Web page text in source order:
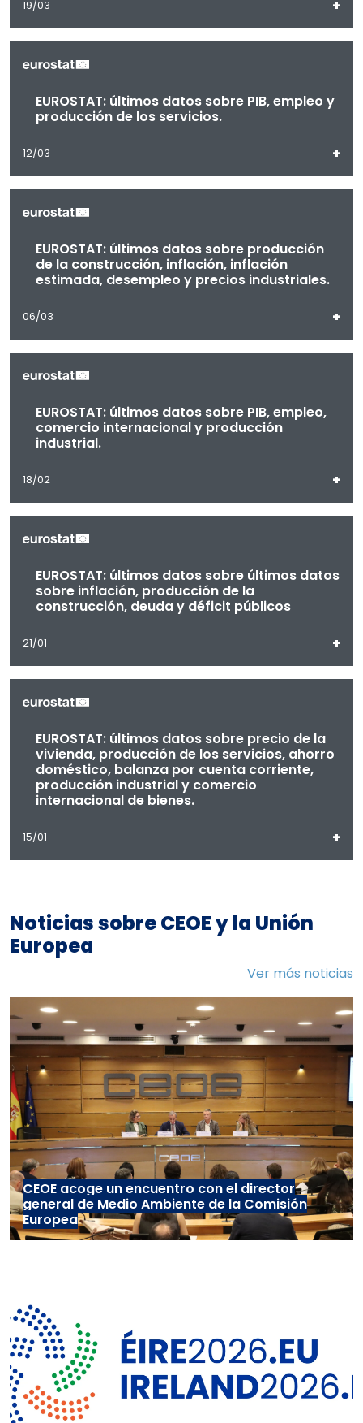
19/03 +
EUROSTAT: últimos datos sobre PIB, empleo y
producción de los servicios.
12/03 +
EUROSTAT: últimos datos sobre producción
de la construcción, inflación, inflación
estimada, desempleo y precios industriales.
06/03 +
EUROSTAT: últimos datos sobre PIB, empleo,
comercio internacional y producción
industrial.
18/02 +
EUROSTAT: últimos datos sobre últimos datos
sobre inflación, producción de la
construcción, deuda y déficit públicos
21/01 +
EUROSTAT: últimos datos sobre precio de la
vivienda, producción de los servicios, ahorro
doméstico, balanza por cuenta corriente,
producción industrial y comercio
internacional de bienes.
15/01 +
Noticias sobre CEOE y la Unión
Europea
Ver más noticias
CEOE acoge un encuentro con el director
general de Medio Ambiente de la Comisión
Europea